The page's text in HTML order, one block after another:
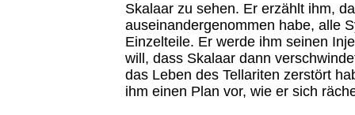
Skalaar zu sehen. Er erzählt ihm,
auseinandergenommen habe, alle
Einzelteile. Er werde ihm seinen
will, dass Skalaar dann
das Leben des Tellariten zerstört
ihm einen Plan vor, wie er sich